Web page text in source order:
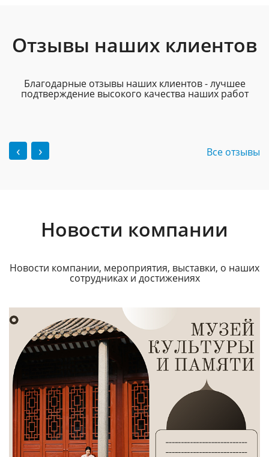
Отзывы наших клиентов
Благодарные отзывы наших клиентов - лучшее
подтверждение высокого качества наших работ
‹ › Все отзывы
Новости компании
Новости компании, мероприятия, выставки, о наших
сотрудниках и достижениях